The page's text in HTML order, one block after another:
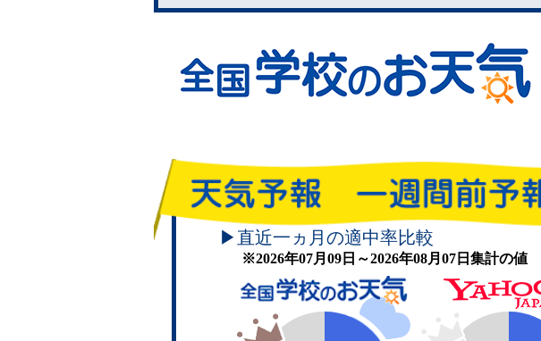
▶直近一ヵ月の適中率比較
※2026年07月09日～2026年08月07日集計の値